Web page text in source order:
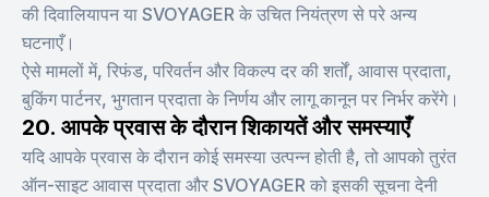
की दिवालियापन या SVOYAGER के उचित नियंत्रण से परे अन्य
घटनाएँ।
ऐसे मामलों में, रिफंड, परिवर्तन और विकल्प दर की शर्तों, आवास प्रदाता,
बुकिंग पार्टनर, भुगतान प्रदाता के निर्णय और लागू कानून पर निर्भर करेंगे।
20. आपके प्रवास के दौरान शिकायतें और समस्याएँ
यदि आपके प्रवास के दौरान कोई समस्या उत्पन्न होती है, तो आपको तुरंत
ऑन-साइट आवास प्रदाता और SVOYAGER को इसकी सूचना देनी